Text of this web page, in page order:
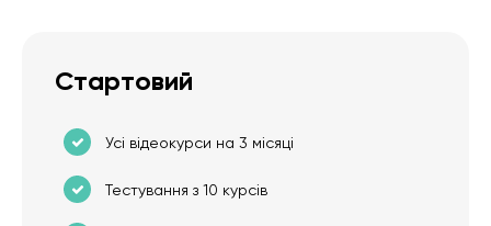
Стартовий
Усі відеокурси на 3 місяці
Тестування з 10 курсів